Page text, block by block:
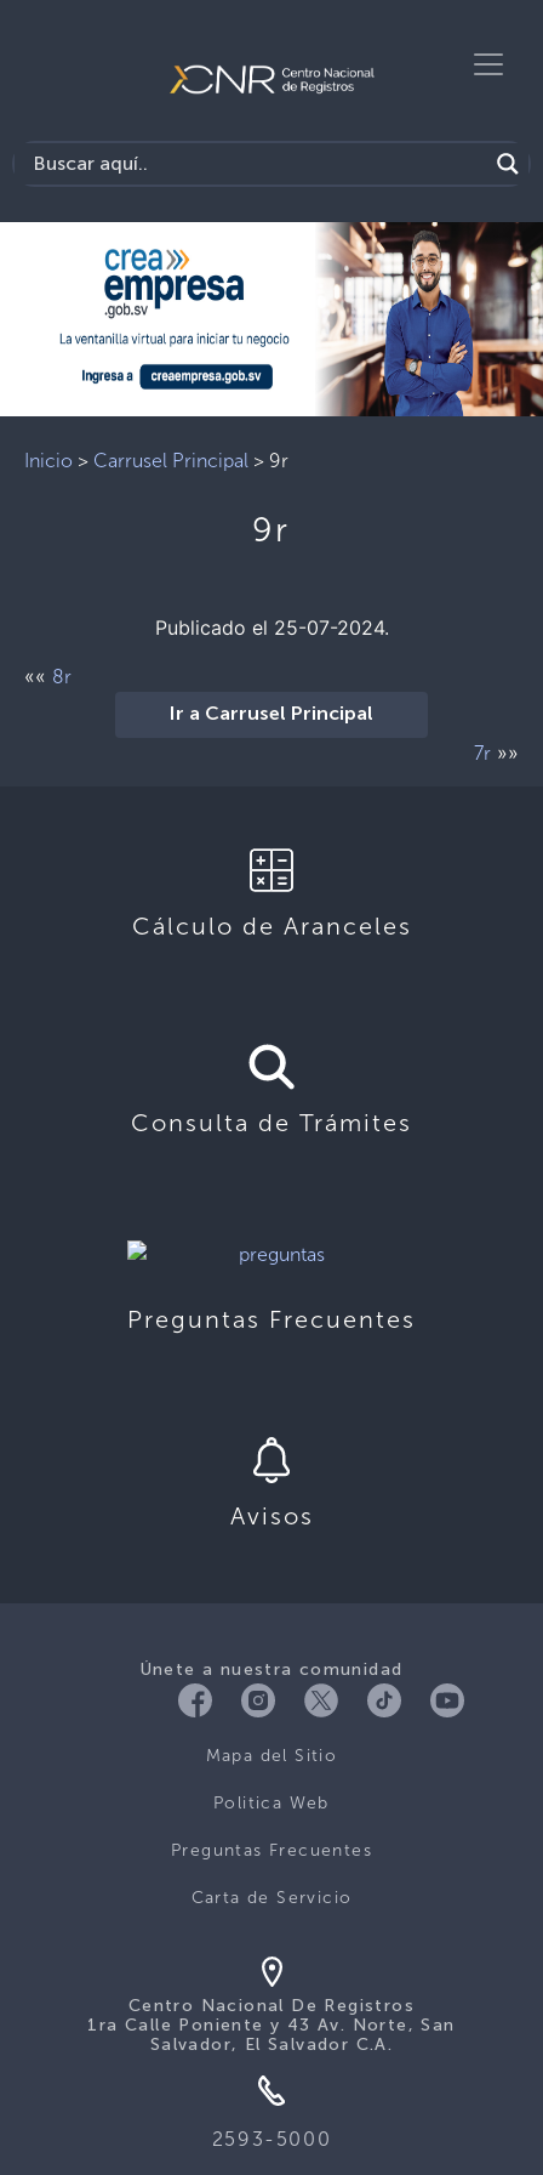
Inicio > Carrusel Principal > 9r
9r
Publicado el 25-07-2024.
«« 8r
Ir a Carrusel Principal
7r »»
Cálculo de Aranceles
Consulta de Trámites
Preguntas Frecuentes
Avisos
Únete a nuestra comunidad
Mapa del Sitio
Politica Web
Preguntas Frecuentes
Carta de Servicio
Centro Nacional De Registros
1ra Calle Poniente y 43 Av. Norte, San
Salvador, El Salvador C.A.
2593-5000